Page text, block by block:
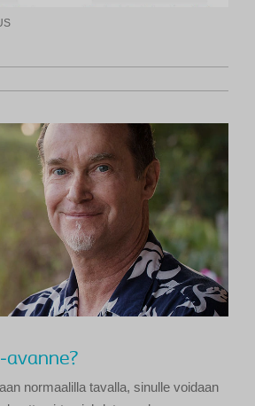
avanne?
normaalilla tavalla, sinulle voidaan